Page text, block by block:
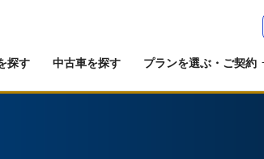
探す 中古車を探す プランを選ぶ・ご契約